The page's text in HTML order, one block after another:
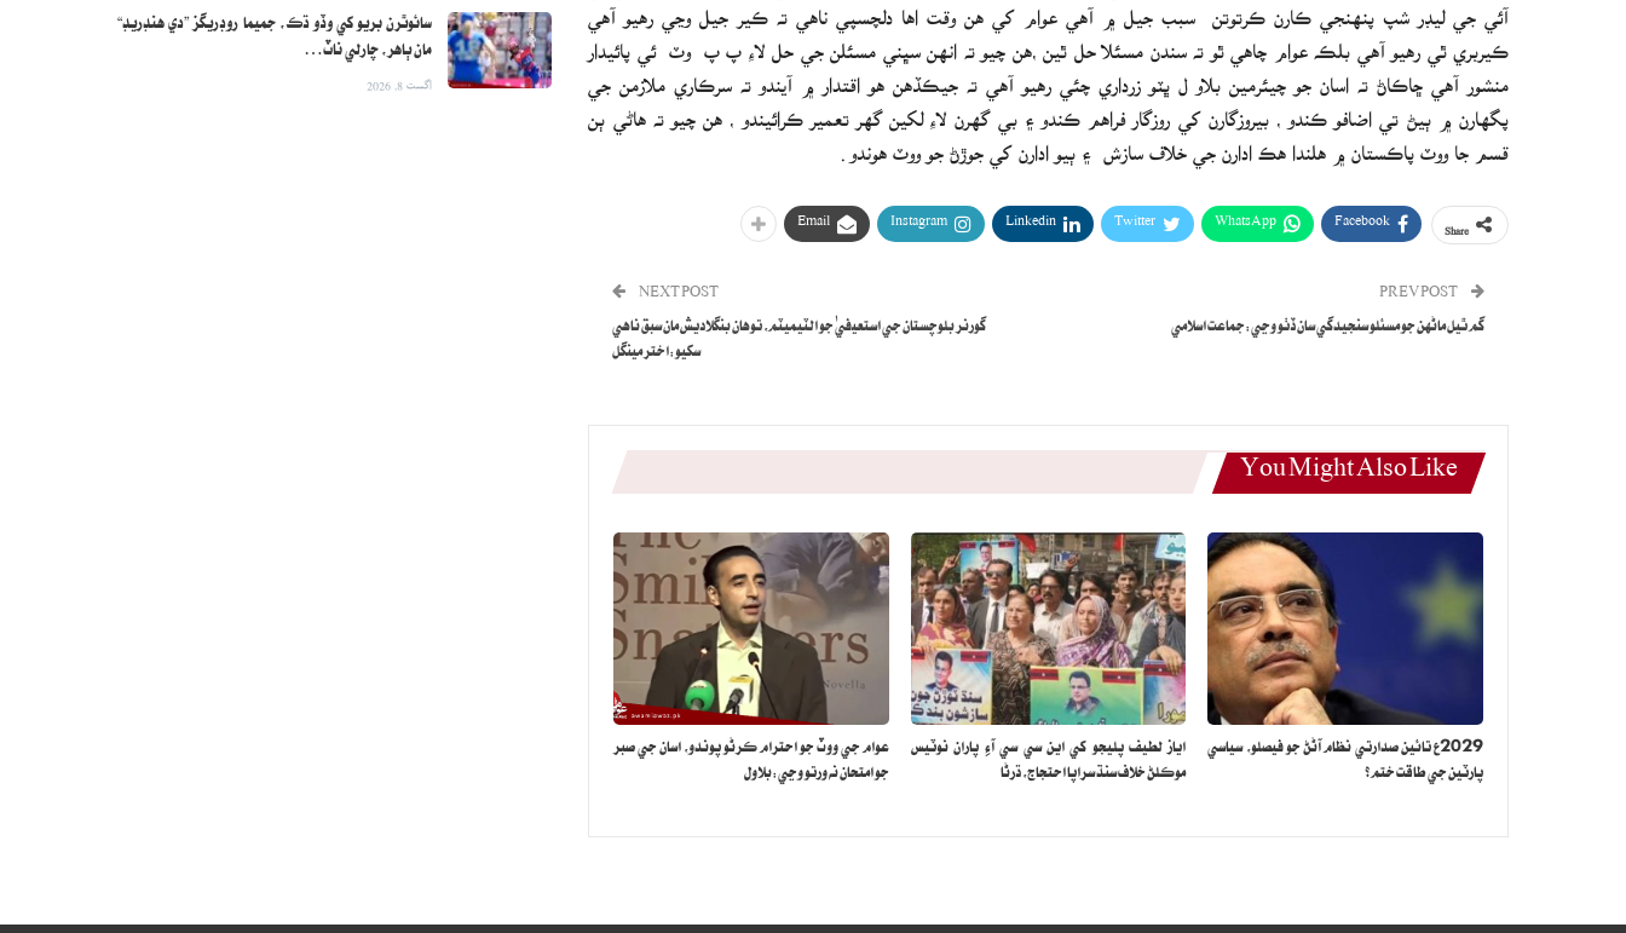
آئي جي ليڊر شپ پنهنجي ڪارن ڪرتوتن سبب جيل ۾ آهي عوام کي هن وقت اها دلچسپي ناهي ته ڪير جيل وڃي رهيو آهي
ڪيربري ٿي رهيو آهي بلڪه عوام چاهي ٿو ته سندن مسئلا حل ٿين ،هن چيو ته انهن سڀني مسئلن جي حل لاءِ پ پ وٽ ئي پائيدار
منشور آهي ڇاڪاڻ ته اسان جو چيئرمين بلاو ل ڀٽو زرداري چئي رهيو آهي ته جيڪڏهن هو اقتدار ۾ آيندو ته سرڪاري ملازمن جي
پگهارن ۾ ٻيڻ تي اضافو ڪندو ، بيروزگارن کي روزگار فراهم ڪندو ۽ بي گهرن لاءِ لکين گهر تعمير ڪرائيندو ، هن چيو ته هاڻي ٻن
قسم جا ووٽ پاڪستان ۾ هلندا هڪ ادارن جي خلاف سازش ۽ ٻيو ادارن کي جوڙڻ جو ووٽ هوندو .
Facebook
WhatsApp
Twitter
Linkedin
Instagram
Email
گم ٿيل ماڻهن جو مسئلو سنجيدگي سان ڏٺو وڃي:جماعت اسلامي
NEXT POST
گورنر بلوچستان جي استعيفيٰ جو الٽيميٽم، توهان بنگلاديش مان سبق ناهي
سکيو:اختر مينگل
You Might Also Like
2029ع تائين صدارتي نظام آڻڻ جو فيصلو، سياسي
پارٽين جي طاقت ختم؟
اياز لطيف پليجو کي اين سي سي آءِ پاران نوٽيس
موڪلڻ خلاف سنڌ سراپا احتجاج، ڌرڻا
عوام جي ووٽ جو احترام ڪرڻو پوندو، اسان جي صبر
جو امتحان نه ورتو وڃي:بلاول
سائوٿرن بريو کي وڏو ڌڪ، جميما روڊريگز ”دي هنڊريڊ“
مان ٻاهر، چارلي ناٽ…
اگست 8, 2026